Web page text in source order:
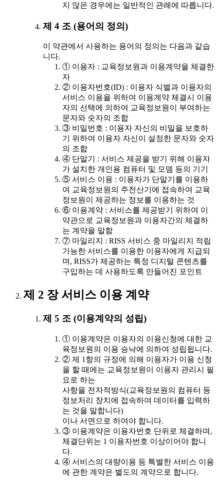
지 않은 경우에는 일반적인 관례에 따릅니다.
제 4 조 (용어의 정의)
이 약관에서 사용하는 용어의 정의는 다음과 같습
니다.
① 이용자 : 교육정보원과 이용계약을 체결한
자
② 이용자번호(ID) : 이용자 식별과 이용자의
서비스 이용을 위하여 이용계약 체결시 이용
자의 선택에 의하여 교육정보원이 부여하는
문자와 숫자의 조합
③ 비밀번호 : 이용자 자신의 비밀을 보호하
기 위하여 이용자 자신이 설정한 문자와 숫자
의 조합
④ 단말기 : 서비스 제공을 받기 위해 이용자
가 설치한 개인용 컴퓨터 및 모뎀 등의 기기
⑤ 서비스 이용 : 이용자가 단말기를 이용하
여 교육정보원의 주전산기에 접속하여 교육
정보원이 제공하는 정보를 이용하는 것
⑥ 이용계약 : 서비스를 제공받기 위하여 이
약관으로 교육정보원과 이용자간의 체결하
는 계약을 말함
⑦ 마일리지 : RISS 서비스 중 마일리지 적립
가능한 서비스를 이용한 이용자에게 지급되
며, RISS가 제공하는 특정 디지털 콘텐츠를
구입하는 데 사용하도록 만들어진 포인트
제 2 장 서비스 이용 계약
제 5 조 (이용계약의 성립)
① 이용계약은 이용자의 이용신청에 대한 교
육정보원의 이용 승낙에 의하여 성립됩니다.
② 제 1항의 규정에 의해 이용자가 이용 신청
을 할 때에는 교육정보원이 이용자 관리시 필
요로 하는
사항을 전자적방식(교육정보원의 컴퓨터 등
정보처리 장치에 접속하여 데이터를 입력하
는 것을 말합니다)
이나 서면으로 하여야 합니다.
③ 이용계약은 이용자번호 단위로 체결하며,
체결단위는 1 이용자번호 이상이어야 합니
다.
④ 서비스의 대량이용 등 특별한 서비스 이용
에 관한 계약은 별도의 계약으로 합니다.